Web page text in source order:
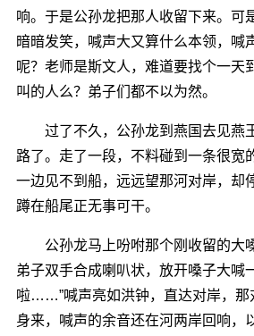
响。于是公孙龙把那人收留下来。可
暗暗发笑，喊声大又算什么本领，喊
呢？老师是斯文人，难道要找个一天
叫的人么？弟子们都不以为然。
过了不久，公孙龙到燕国去见燕
路了。走了一段，不料碰到一条很宽
一边见不到船，远远望那河对岸，却
蹲在船尾正无事可干。
公孙龙马上吩咐那个刚收留的大
弟子双手合成喇叭状，放开嗓子大
啦……”喊声亮如洪钟，直达对岸，那
身来，喊声的余音还在河两岸回响，